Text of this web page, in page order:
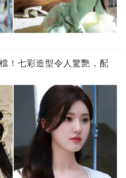
！七彩造型令人驚艷，配